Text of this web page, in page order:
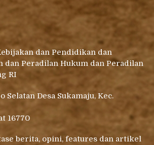
dan Pendidikan dan
dan Peradilan Hukum dan Peradilan
RI
Selatan Desa Sukamaju, Kec.
16770
berita, opini, features dan artikel